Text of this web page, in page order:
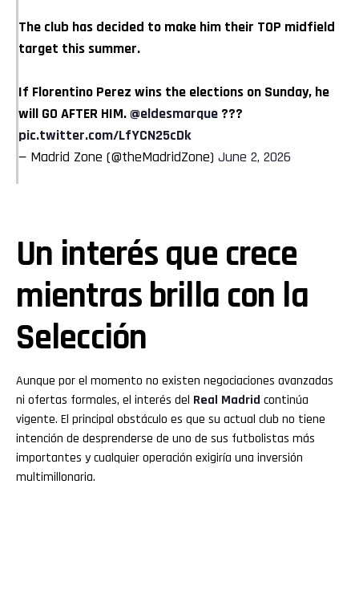
The club has decided to make him their TOP midfield
target this summer.
If Florentino Perez wins the elections on Sunday, he
will GO AFTER HIM.@eldesmarque ???
pic.twitter.com/LfYCN25cDk
— Madrid Zone (@theMadridZone) June 2, 2026
Un interés que crece
mientras brilla con la
Selección
Aunque por el momento no existen negociaciones avanzadas
ni ofertas formales, el interés del Real Madrid continúa
vigente. El principal obstáculo es que su actual club no tiene
intención de desprenderse de uno de sus futbolistas más
importantes y cualquier operación exigiría una inversión
multimillonaria.